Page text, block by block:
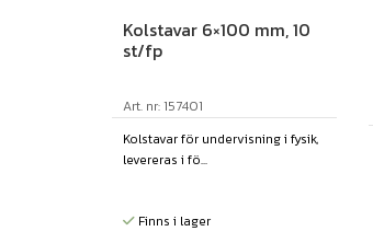
Kolstavar 6×100 mm, 10
st/fp
Art. nr: 157401
Kolstavar för undervisning i fysik,
levereras i fö...
Finns i lager